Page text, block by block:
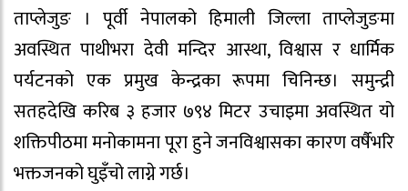
ताप्लेजुङ । पूर्वी नेपालको हिमाली जिल्ला ताप्लेजुङमा
अवस्थित पाथीभरा देवी मन्दिर आस्था, विश्वास र धार्मिक
पर्यटनको एक प्रमुख केन्द्रका रूपमा चिनिन्छ। समुन्द्री
सतहदेखि करिब ३ हजार ७९४ मिटर उचाइमा अवस्थित यो
शक्तिपीठमा मनोकामना पूरा हुने जनविश्वासका कारण वर्षैभरि
भक्तजनको घुइँचो लाग्ने गर्छ।